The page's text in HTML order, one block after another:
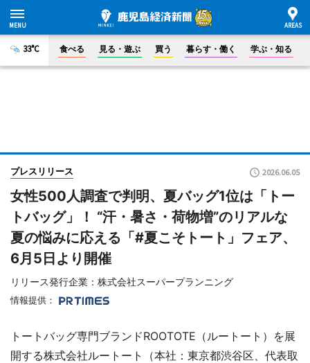
33°C 食べる 見る・遊ぶ 買う 暮らす・働く 学ぶ・知る
プレスリリース 2026.06.05
女性500人調査で判明、夏バッグ1位は「トー
トバッグ」！ “汗・暑さ・荷物増”のリアルな
夏の悩みに応える「#夏こそトート」フェア、
6月5日より開催
リリース発行企業：株式会社スーパープランニング
情報提供：
トートバッグ専門ブランドROOTOTE（ルートート）を展
開する株式会社ルートート（本社：東京都渋谷区、代表取